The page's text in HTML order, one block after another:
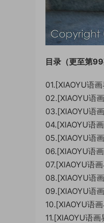
目录（更至第99
01.[XIAOYU语
02.[XIAOYU语
03.[XIAOYU语
04.[XIAOYU语
05.[XIAOYU语
06.[XIAOYU语
07.[XIAOYU语
08.[XIAOYU语
09.[XIAOYU语
10.[XIAOYU语
11.[XIAOYU语